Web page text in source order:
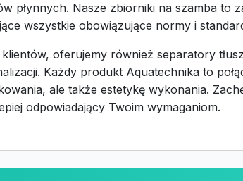
płynnych. Nasze zbiorniki na szamba to
wszystkie obowiązujące normy i
oferujemy również separatory
Każdy produkt Aquatechnika to
ale także estetykę wykonania.
odpowiadający Twoim wymaganiom.